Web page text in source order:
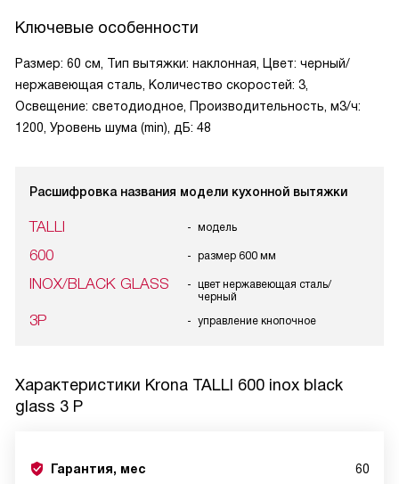
Ключевые особенности
Размер: 60 см, Тип вытяжки: наклонная, Цвет: черный/
нержавеющая сталь, Количество скоростей: 3,
Освещение: светодиодное, Производительность, м3/ч:
1200, Уровень шума (min), дБ: 48
Расшифровка названия модели кухонной вытяжки
TALLI модель
600 размер 600 мм
INOX/BLACK GLASS
цвет нержавеющая сталь/
черный
3P управление кнопочное
Характеристики Krona TALLI 600 inox black
glass 3 P
Гарантия, мес 60